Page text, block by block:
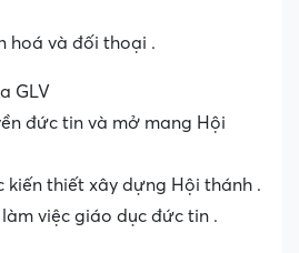
hoá và đối thoại .
GLV
đức tin và mở mang Hội
kiến thiết xây dựng Hội thánh .
việc giáo dục đức tin .